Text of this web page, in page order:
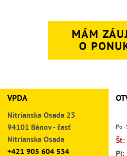
MÁM
O
VPDA
Nitrianska Osada 23
94101 Bánov - časť
Nitrianska Osada
+421 905 604 534
Po -
Št:
Pi: